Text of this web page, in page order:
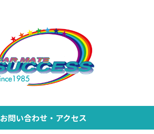
お問い合わせ・アクセス